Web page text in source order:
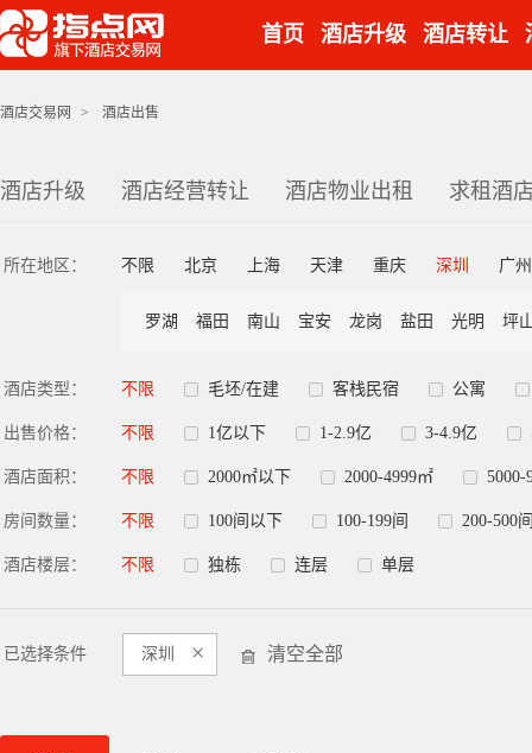
首页 酒店升级 酒店转让
酒店交易网 > 酒店出售
酒店升级 酒店经营转让 酒店物业出租 求租酒
所在地区： 不限 北京 上海 天津 重庆 深圳 广州
罗湖 福田 南山 宝安 龙岗 盐田 光明 坪
酒店类型： 不限 毛坯/在建 客栈民宿 公寓
出售价格： 不限 1亿以下 1-2.9亿 3-4.9亿
酒店面积： 不限 2000㎡以下 2000-4999㎡ 5000-
房间数量： 不限 100间以下 100-199间 200-500
酒店楼层： 不限 独栋 连层 单层
已选择条件 深圳 × 清空全部